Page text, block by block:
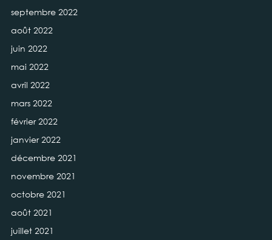
septembre 2022
août 2022
juin 2022
mai 2022
avril 2022
mars 2022
février 2022
janvier 2022
décembre 2021
novembre 2021
octobre 2021
août 2021
juillet 2021